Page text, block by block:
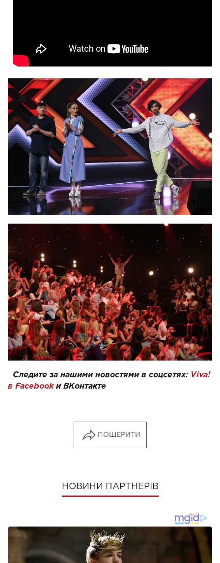
Следите за нашими новостями в соцсетях: Viva!
в Facebookи ВКонтакте
ПОШЕРИТИ
НОВИНИ ПАРТНЕРІВ